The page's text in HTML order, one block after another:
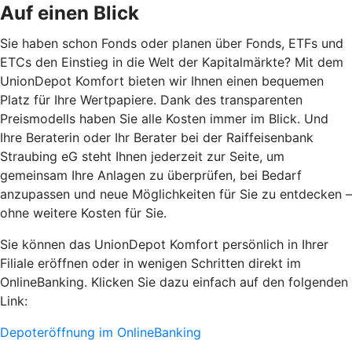
Auf einen Blick
Sie haben schon Fonds oder planen über Fonds, ETFs und
ETCs den Einstieg in die Welt der Kapitalmärkte? Mit dem
UnionDepot Komfort bieten wir Ihnen einen bequemen
Platz für Ihre Wertpapiere. Dank des transparenten
Preismodells haben Sie alle Kosten immer im Blick. Und
Ihre Beraterin oder Ihr Berater bei der Raiffeisenbank
Straubing eG steht Ihnen jederzeit zur Seite, um
gemeinsam Ihre Anlagen zu überprüfen, bei Bedarf
anzupassen und neue Möglichkeiten für Sie zu entdecken –
ohne weitere Kosten für Sie.
Sie können das UnionDepot Komfort persönlich in Ihrer
Filiale eröffnen oder in wenigen Schritten direkt im
OnlineBanking. Klicken Sie dazu einfach auf den folgenden
Link:
Depoteröffnung im OnlineBanking